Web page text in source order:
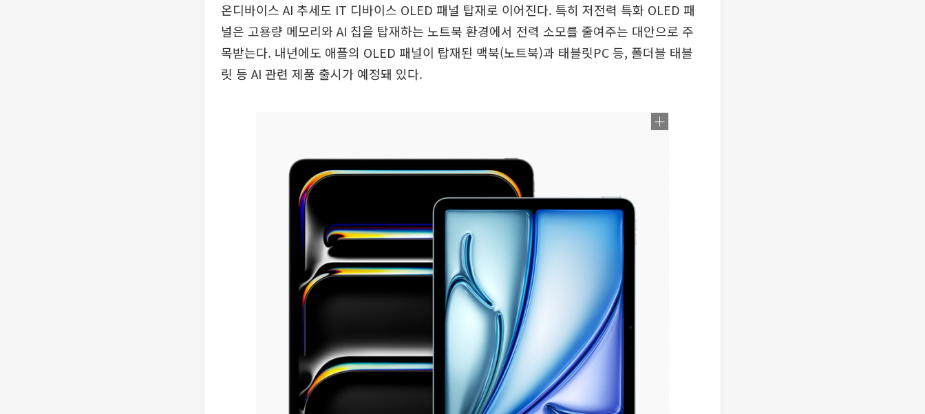
온디바이스 AI 추세도 IT 디바이스 OLED 패널 탑재로 이어진다. 특히 저전력 특화 OLED 패
널은 고용량 메모리와 AI 칩을 탑재하는 노트북 환경에서 전력 소모를 줄여주는 대안으로 주
목받는다. 내년에도 애플의 OLED 패널이 탑재된 맥북(노트북)과 태블릿PC 등, 폴더블 태블
릿 등 AI 관련 제품 출시가 예정돼 있다.